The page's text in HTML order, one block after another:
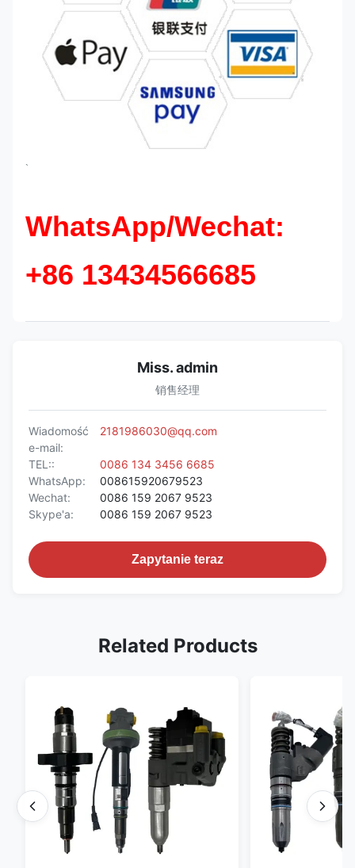
`
WhatsApp/Wechat:
+86 13434566685
Miss. admin
销售经理
Wiadomość
e-mail:
2181986030@qq.com
TEL::
0086 134 3456 6685
WhatsApp:
008615920679523
Wechat:
0086 159 2067 9523
Skype'a:
0086 159 2067 9523
Zapytanie teraz
Related Products